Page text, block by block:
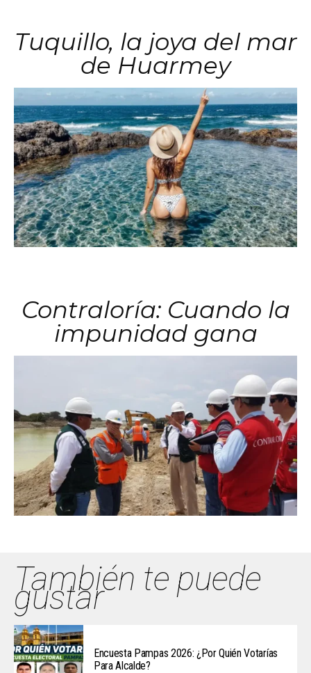
Tuquillo, la joya del mar
de Huarmey
Contraloría: Cuando la
impunidad gana
También te puede
gustar
Encuesta Pampas 2026: ¿Por Quién Votarías
Para Alcalde?